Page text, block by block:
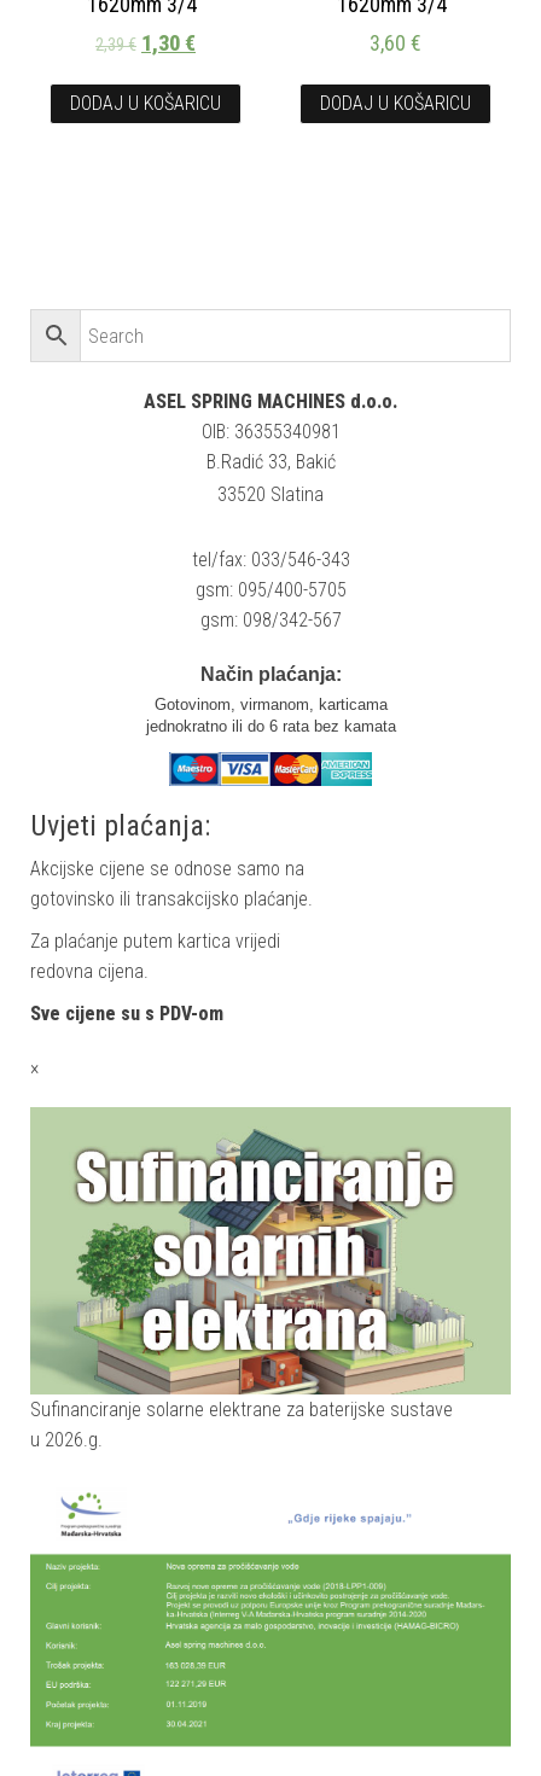
2,39€ 1,30€
DODAJ U KOŠARICU
3,60 €
DODAJ U KOŠARICU
ASEL SPRING MACHINES d.o.o.
OIB: 36355340981
B.Radić 33, Bakić
33520 Slatina
tel/fax: 033/546-343
gsm: 095/400-5705
gsm: 098/342-567
Način plaćanja:
Gotovinom, virmanom, karticama
jednokratno ili do 6 rata bez kamata
Uvjeti plaćanja:
Akcijske cijene se odnose samo na
gotovinsko ili transakcijsko plaćanje.
Za plaćanje putem kartica vrijedi
redovna cijena.
Sve cijene su s PDV-om
×
Sufinanciranje solarne elektrane za baterijske sustave
u 2026.g.